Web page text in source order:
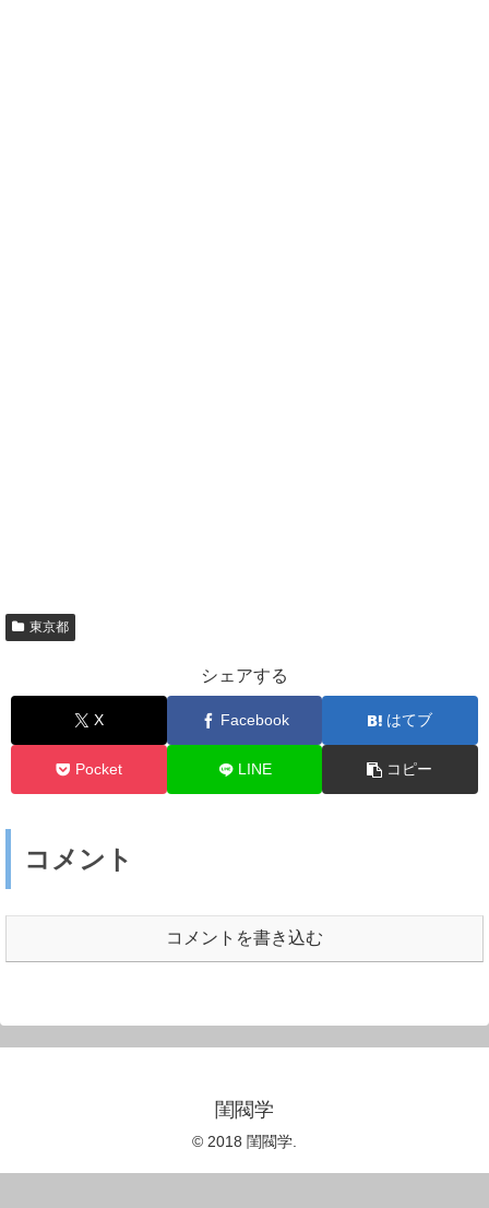
東京都
シェアする
X Facebook はてブ
Pocket LINE コピー
コメント
コメントを書き込む
閨閥学
© 2018 閨閥学.